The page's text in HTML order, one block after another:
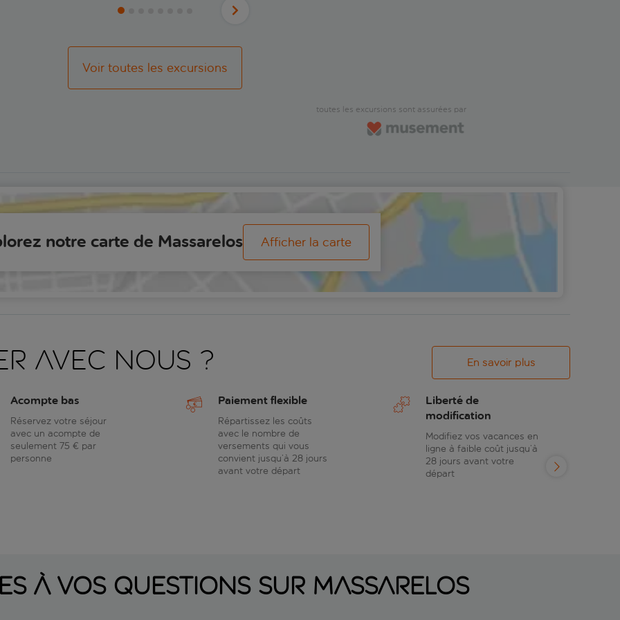
Voir toutes les excursions
toutes les excursions sont assurées par
notre carte de Massarelos Afficher la carte
avec nous ? En savoir plus
Acompte bas
Réservez votre séjour
avec un acompte de
seulement 75 € par
personne
Paiement flexible
Répartissez les coûts
avec le nombre de
versements qui vous
convient jusqu’à 28 jours
avant votre départ
Liberté de
modification
Modifiez vos vacances en
ligne à faible coût jusqu’à
28 jours avant votre
départ
à vos questions sur Massarelos